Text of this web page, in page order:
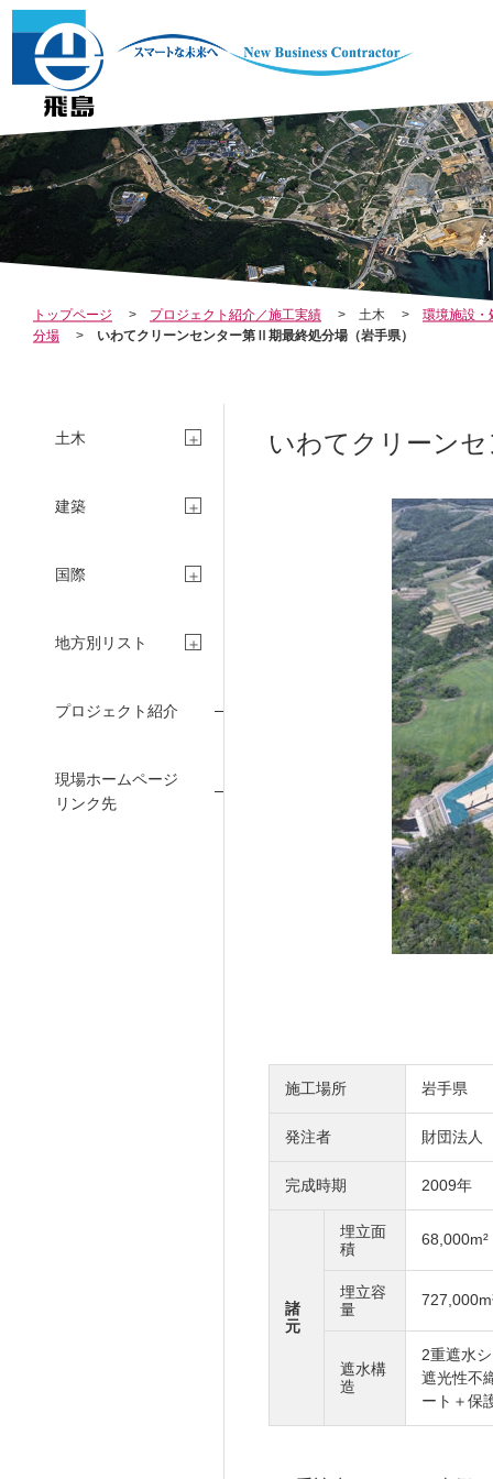
COMPANY
S
株主・投資家の
RESULTS
トップページ プロジェクト紹介／施工実績 土木
環境施設・
分場
いわてクリーンセンター第Ⅱ期最終処分場（岩手県）
いわてクリーン
施工場所 岩手県
発注者 財団法人
完成時期 2009年
諸
元
埋立面
積
68,000m²
埋立容
量
遮水構
造
2重遮水
遮光性不
ート＋保
土木
建築
国際
地方別リスト
プロジェクト紹介
現場ホームページ
リンク先